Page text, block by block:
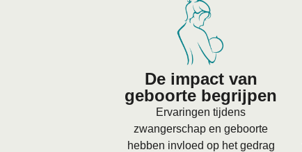
De impact van
geboorte begrijpen
Ervaringen tijdens
zwangerschap en geboorte
hebben invloed op het gedrag